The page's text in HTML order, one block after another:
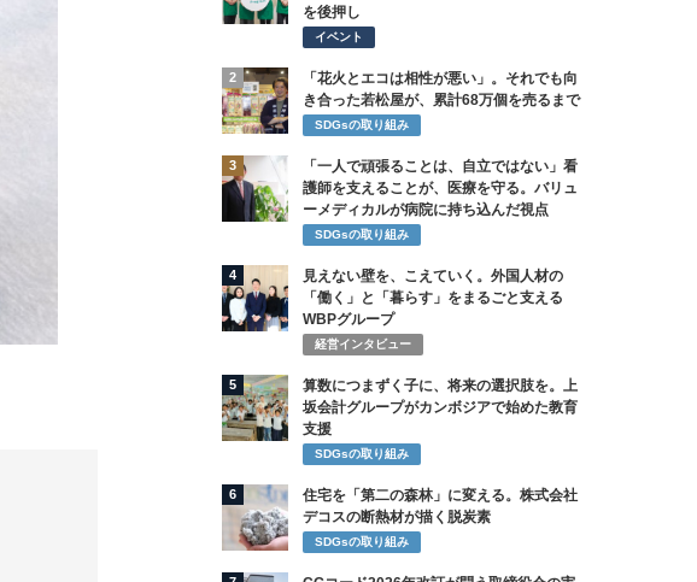
を後押し
イベント
2
「花火とエコは相性が悪い」。それでも向
き合った若松屋が、累計68万個を売るまで
SDGsの取り組み
3
「一人で頑張ることは、自立ではない」看
護師を支えることが、医療を守る。バリュ
ーメディカルが病院に持ち込んだ視点
SDGsの取り組み
4
見えない壁を、こえていく。外国人材の
「働く」と「暮らす」をまるごと支える
WBPグループ
経営インタビュー
5
算数につまずく子に、将来の選択肢を。上
坂会計グループがカンボジアで始めた教育
支援
SDGsの取り組み
6
住宅を「第二の森林」に変える。株式会社
デコスの断熱材が描く脱炭素
SDGsの取り組み